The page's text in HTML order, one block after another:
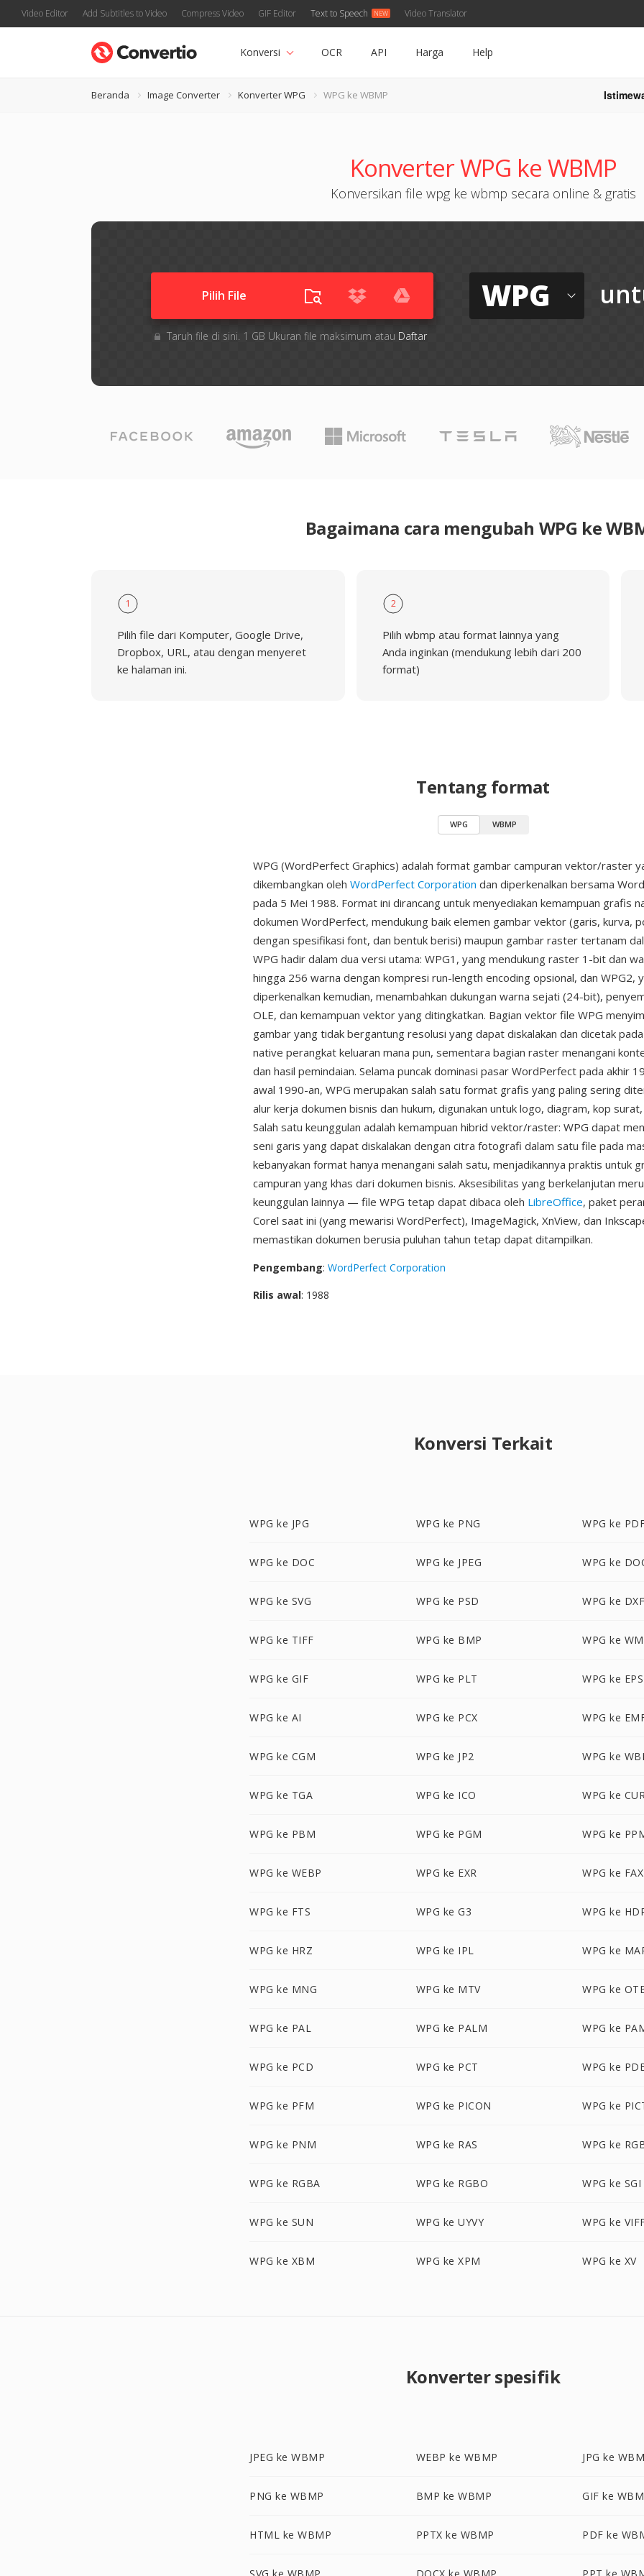
Video Editor Add Subtitles to Video Compress Video GIF Editor Text to Speech Video Translator
Konversi OCR API Harga Help
Beranda Image Converter Konverter WPG WPG ke WBMP
Konverter WPG ke WBMP
Konversikan file wpg ke wbmp secara online & gratis
Pilih File
Taruh file di sini. 1 GB Ukuran file maksimum atau Daftar
WPG
Bagaimana cara mengubah WPG ke
1
Pilih file dari Komputer, Google Drive,
Dropbox, URL, atau dengan menyeret
ke halaman ini.
2
Pilih wbmp atau format lainnya yang
Anda inginkan (mendukung lebih dari 200
format)
Tentang format
WPG WBMP
WPG (WordPerfect Graphics) adalah format gambar campuran vektor/raster
dikembangkan oleh WordPerfect Corporation dan diperkenalkan bersama
pada 5 Mei 1988. Format ini dirancang untuk menyediakan kemampuan grafis
dokumen WordPerfect, mendukung baik elemen gambar vektor (garis, kurva,
dengan spesifikasi font, dan bentuk berisi) maupun gambar raster tertanam
WPG hadir dalam dua versi utama: WPG1, yang mendukung raster 1-bit dan
hingga 256 warna dengan kompresi run-length encoding opsional, dan WPG2,
diperkenalkan kemudian, menambahkan dukungan warna sejati (24-bit),
OLE, dan kemampuan vektor yang ditingkatkan. Bagian vektor file WPG
gambar yang tidak bergantung resolusi yang dapat diskalakan dan dicetak
native perangkat keluaran mana pun, sementara bagian raster menangani
dan hasil pemindaian. Selama puncak dominasi pasar WordPerfect pada akhir
awal 1990-an, WPG merupakan salah satu format grafis yang paling sering
alur kerja dokumen bisnis dan hukum, digunakan untuk logo, diagram, kop
Salah satu keunggulan adalah kemampuan hibrid vektor/raster: WPG dapat
seni garis yang dapat diskalakan dengan citra fotografi dalam satu file pada
kebanyakan format hanya menangani salah satu, menjadikannya praktis untuk
campuran yang khas dari dokumen bisnis. Aksesibilitas yang berkelanjutan
keunggulan lainnya — file WPG tetap dapat dibaca oleh LibreOffice, paket
Corel saat ini (yang mewarisi WordPerfect), ImageMagick, XnView, dan
memastikan dokumen berusia puluhan tahun tetap dapat ditampilkan.
Pengembang: WordPerfect Corporation
Rilis awal: 1988
Konversi Terkait
WPG ke JPG WPG ke PNG WPG ke
WPG ke DOC WPG ke JPEG WPG ke
WPG ke SVG WPG ke PSD WPG ke DXF
WPG ke TIFF WPG ke BMP WPG ke
WPG ke GIF WPG ke PLT WPG ke EPS
WPG ke AI WPG ke PCX WPG ke
WPG ke CGM WPG ke JP2 WPG ke
WPG ke TGA WPG ke ICO WPG ke
WPG ke PBM WPG ke PGM WPG ke
WPG ke WEBP WPG ke EXR WPG ke FAX
WPG ke FTS WPG ke G3 WPG ke
WPG ke HRZ WPG ke IPL WPG ke
WPG ke MNG WPG ke MTV WPG ke
WPG ke PAL WPG ke PALM WPG ke
WPG ke PCD WPG ke PCT WPG ke
WPG ke PFM WPG ke PICON WPG ke
WPG ke PNM WPG ke RAS WPG ke
WPG ke RGBA WPG ke RGBO WPG ke SGI
WPG ke SUN WPG ke UYVY WPG ke
WPG ke XBM WPG ke XPM WPG ke XV
Konverter spesifik
JPEG ke WBMP WEBP ke WBMP JPG ke
PNG ke WBMP BMP ke WBMP GIF ke
HTML ke WBMP PPTX ke WBMP PDF ke